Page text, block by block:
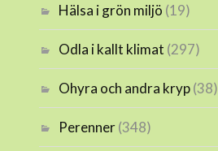
Hälsa i grön miljö (19)
Odla i kallt klimat (297)
Ohyra och andra kryp(38)
Perenner(348)